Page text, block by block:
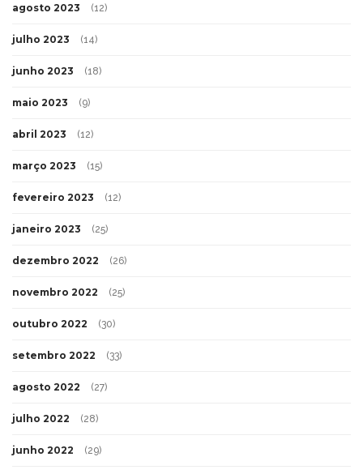
agosto 2023 (12)
julho 2023 (14)
junho 2023 (18)
maio 2023 (9)
abril 2023 (12)
março 2023 (15)
fevereiro 2023 (12)
janeiro 2023 (25)
dezembro 2022 (26)
novembro 2022 (25)
outubro 2022 (30)
setembro 2022 (33)
agosto 2022 (27)
julho 2022 (28)
junho 2022 (29)